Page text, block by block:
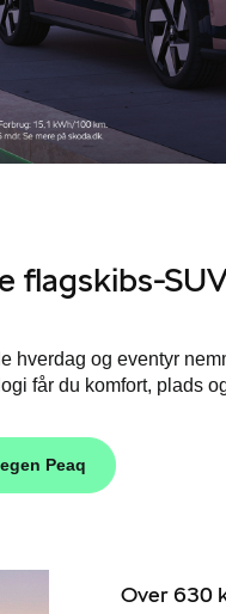
flagskibs-
og eventyr
får du komfort, plads
Peaq
Over 630